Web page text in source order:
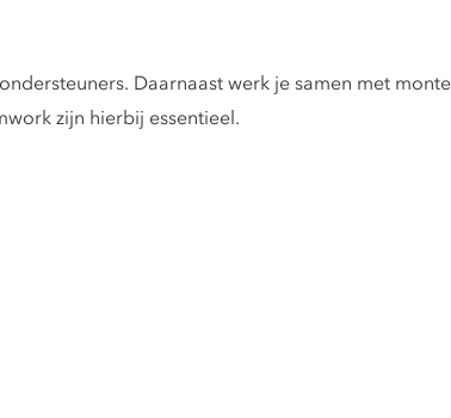
Daarnaast werk je samen met
zijn hierbij essentieel.